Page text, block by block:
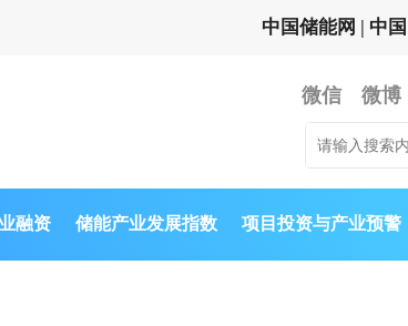
中国储能网 | 中
微信 微博
融资 储能产业发展指数 项目投资与产业预警